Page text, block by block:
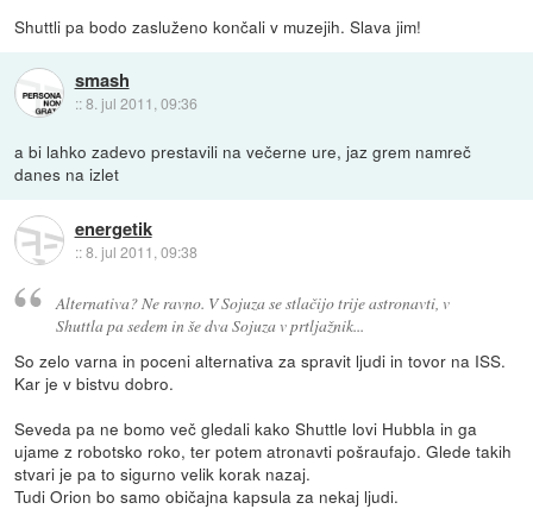
Shuttli pa bodo zasluženo končali v muzejih. Slava jim!
smash
::8. jul 2011, 09:36
a bi lahko zadevo prestavili na večerne ure, jaz grem namreč
danes na izlet
energetik
::8. jul 2011, 09:38
Alternativa? Ne ravno. V Sojuza se stlačijo trije astronavti, v
Shuttla pa sedem in še dva Sojuza v prtljažnik...
So zelo varna in poceni alternativa za spravit ljudi in tovor na ISS.
Kar je v bistvu dobro.
Seveda pa ne bomo več gledali kako Shuttle lovi Hubbla in ga
ujame z robotsko roko, ter potem atronavti pošraufajo. Glede takih
stvari je pa to sigurno velik korak nazaj.
Tudi Orion bo samo običajna kapsula za nekaj ljudi.